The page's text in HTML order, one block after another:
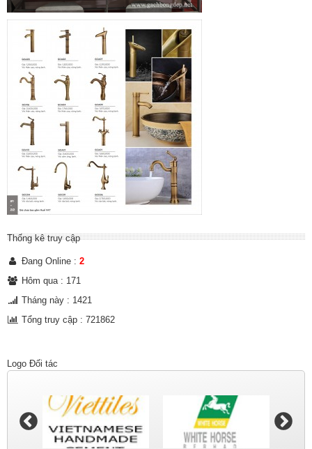
Thống kê truy cập
Đang Online : 2
Hôm qua : 171
Tháng này : 1421
Tổng truy cập : 721862
Logo Đối tác